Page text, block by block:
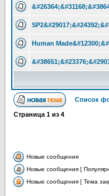
Human
Список
Страница 1 из 4
Новые сообщения
Новые сообщения [
Новые сообщения [ Тема